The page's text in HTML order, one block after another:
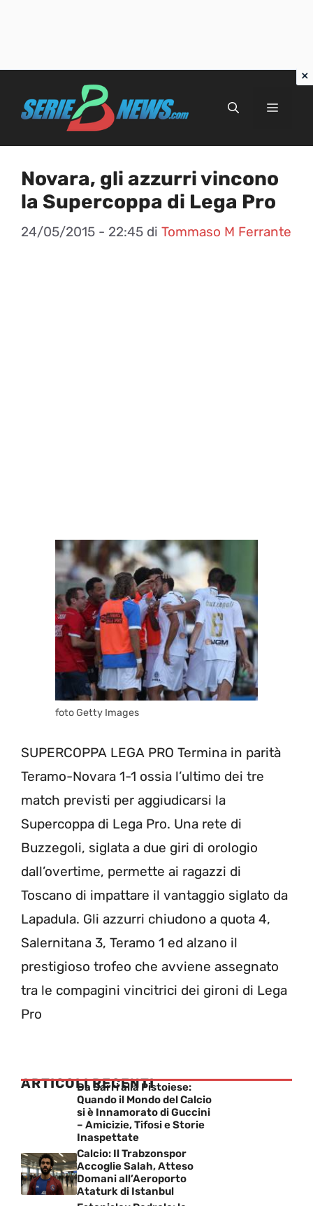
Menu
Novara, gli azzurri vincono
la Supercoppa di Lega Pro
24/05/2015 - 22:45 di Tommaso M Ferrante
foto Getty Images
SUPERCOPPA LEGA PRO Termina in parità
Teramo-Novara 1-1 ossia l’ultimo dei tre
match previsti per aggiudicarsi la
Supercoppa di Lega Pro. Una rete di
Buzzegoli, siglata a due giri di orologio
dall’overtime, permette ai ragazzi di
Toscano di impattare il vantaggio siglato da
Lapadula. Gli azzurri chiudono a quota 4,
Salernitana 3, Teramo 1 ed alzano il
prestigioso trofeo che avviene assegnato
tra le compagini vincitrici dei gironi di Lega
Pro
ARTICOLI RECENTI
Da Sarri alla Pistoiese:
Quando il Mondo del Calcio
si è Innamorato di Guccini
– Amicizie, Tifosi e Storie
Inaspettate
Calcio: Il Trabzonspor
Accoglie Salah, Atteso
Domani all’Aeroporto
Ataturk di Istanbul